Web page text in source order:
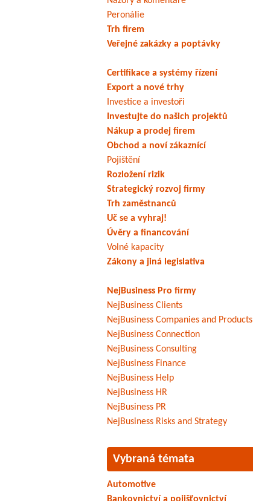
Peronálie
Trh firem
Veřejné zakázky a poptávky
Certifikace a systémy řízení
Export a nové trhy
Investice a investoři
Investujte do našich projektů
Nákup a prodej firem
Obchod a noví zákaznící
Pojištění
Rozložení rizik
Strategický rozvoj firmy
Trh zaměstnanců
Uč se a vyhraj!
Úvěry a financování
Volné kapacity
Zákony a jiná legislativa
NejBusiness Pro firmy
NejBusiness Clients
NejBusiness Companies and Products
NejBusiness Connection
NejBusiness Consulting
NejBusiness Finance
NejBusiness Help
NejBusiness HR
NejBusiness PR
NejBusiness Risks and Strategy
Vybraná témata
Automotive